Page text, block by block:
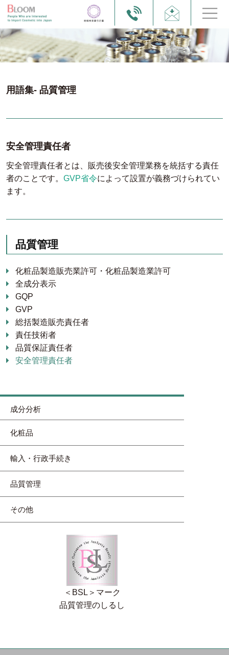
成分分析
化粧品
輸入・行政手続き
品質管理
その他
＜BSL＞マーク
品質管理のしるし
用語集- 品質管理
安全管理責任者
安全管理責任者とは、販売後安全管理業務を統括する責任
者のことです。 GVP省令によって設置が義務づけられてい
ます。
品質管理
化粧品製造販売業許可・化粧品製造業許可
全成分表示
GQP
GVP
総括製造販売責任者
責任技術者
品質保証責任者
安全管理責任者